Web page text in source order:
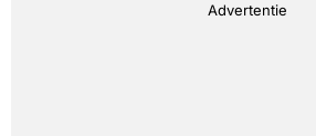
Advertentie